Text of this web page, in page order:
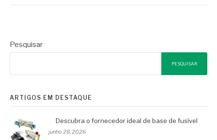
Pesquisar
PESQUISAR
ARTIGOS EM DESTAQUE
Descubra o fornecedor ideal de base de fusível
junho 28, 2026